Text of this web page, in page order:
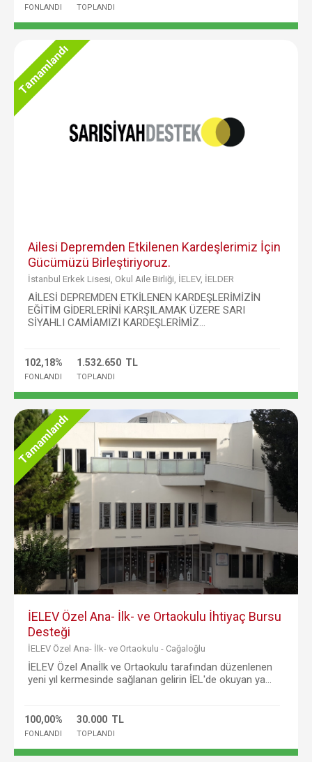
FONLANDI TOPLANDI
Tamamlandı
Ailesi Depremden Etkilenen Kardeşlerimiz İçin
Gücümüzü Birleştiriyoruz.
İstanbul Erkek Lisesi, Okul Aile Birliği, İELEV, İELDER
AİLESİ DEPREMDEN ETKİLENEN KARDEŞLERİMİZİN
EĞİTİM GİDERLERİNİ KARŞILAMAK ÜZERE SARI
SİYAHLI CAMİAMIZI KARDEŞLERİMİZ...
102,18%
FONLANDI
1.532.650 TL
TOPLANDI
Tamamlandı
İELEV Özel Ana- İlk- ve Ortaokulu İhtiyaç Bursu
Desteği
İELEV Özel Ana- İlk- ve Ortaokulu - Cağaloğlu
İELEV Özel Anaİlk ve Ortaokulu tarafından düzenlenen
yeni yıl kermesinde sağlanan gelirin İEL'de okuyan ya...
100,00%
FONLANDI
30.000 TL
TOPLANDI